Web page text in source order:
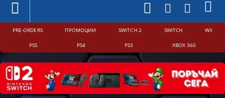
PRE-ORDERS ПРОМОЦИИ SWITCH 2 SWITCH WII
PS5 PS4 PS3 XBOX 360